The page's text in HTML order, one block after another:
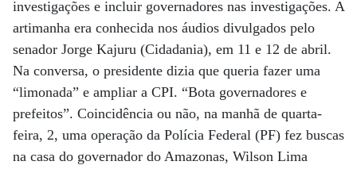
investigações e incluir governadores nas investigações. A
artimanha era conhecida nos áudios divulgados pelo
senador Jorge Kajuru (Cidadania), em 11 e 12 de abril.
Na conversa, o presidente dizia que queria fazer uma
“limonada” e ampliar a CPI. “Bota governadores e
prefeitos”. Coincidência ou não, na manhã de quarta-
feira, 2, uma operação da Polícia Federal (PF) fez buscas
na casa do governador do Amazonas, Wilson Lima